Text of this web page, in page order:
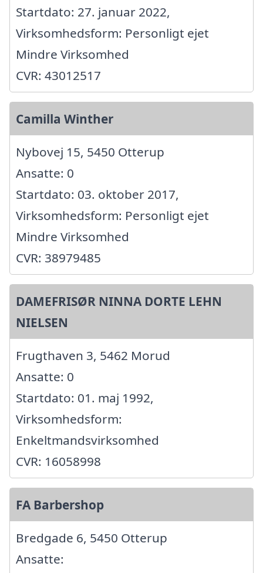
Startdato: 27. januar 2022,
Virksomhedsform: Personligt ejet
Mindre Virksomhed
CVR: 43012517
Camilla Winther
Nybovej 15, 5450 Otterup
Ansatte: 0
Startdato: 03. oktober 2017,
Virksomhedsform: Personligt ejet
Mindre Virksomhed
CVR: 38979485
DAMEFRISØR NINNA DORTE LEHN
NIELSEN
Frugthaven 3, 5462 Morud
Ansatte: 0
Startdato: 01. maj 1992,
Virksomhedsform:
Enkeltmandsvirksomhed
CVR: 16058998
FA Barbershop
Bredgade 6, 5450 Otterup
Ansatte: